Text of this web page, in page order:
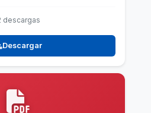
descargas
Descargar